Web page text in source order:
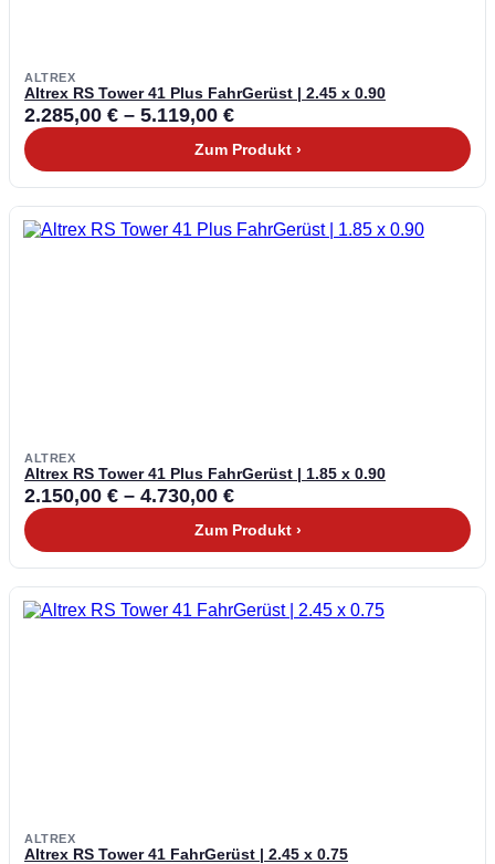
ALTREX
Altrex RS Tower 41 Plus FahrGerüst | 2.45 x 0.90
2.285,00 € – 5.119,00 €
Zum Produkt ›
ALTREX
Altrex RS Tower 41 Plus FahrGerüst | 1.85 x 0.90
2.150,00 € – 4.730,00 €
Zum Produkt ›
ALTREX
Altrex RS Tower 41 FahrGerüst | 2.45 x 0.75